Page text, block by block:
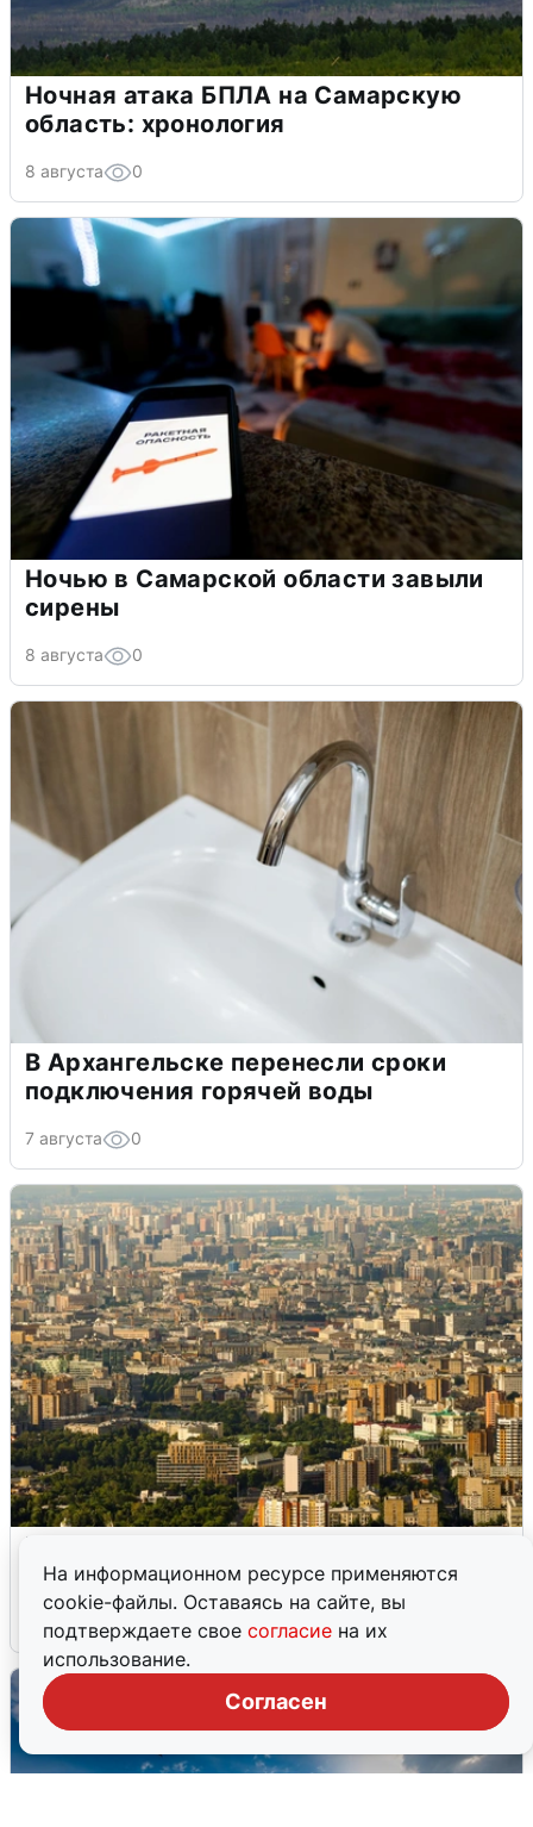
На информационном ресурсе применяются
cookie-файлы. Оставаясь на сайте, вы
подтверждаете свое согласие на их
использование.
Согласен
Ночная атака БПЛА на Самарскую
область: хронология
8 августа 0
Ночью в Самарской области завыли
сирены
8 августа 0
В Архангельске перенесли сроки
подключения горячей воды
7 августа 0
Москвичи услышали грохот в небе:
подробности